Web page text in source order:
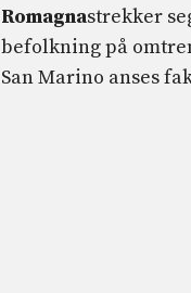
Romagnastrekker
befolkning på
San Marino anses